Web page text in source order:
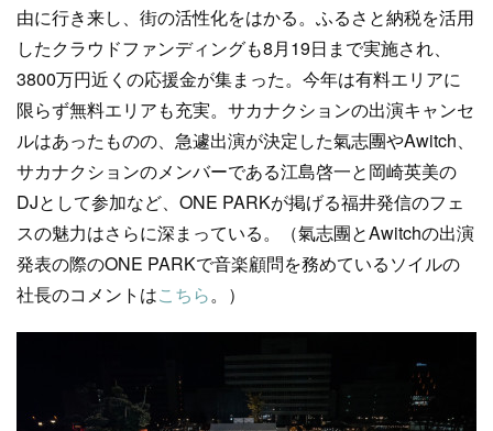
由に行き来し、街の活性化をはかる。ふるさと納税を活用
したクラウドファンディングも8月19日まで実施され、
3800万円近くの応援金が集まった。今年は有料エリアに
限らず無料エリアも充実。サカナクションの出演キャンセ
ルはあったものの、急遽出演が決定した氣志團やAwitch、
サカナクションのメンバーである江島啓一と岡崎英美の
DJとして参加など、ONE PARKが掲げる福井発信のフェ
スの魅力はさらに深まっている。（氣志團とAwitchの出演
発表の際のONE PARKで音楽顧問を務めているソイルの
社長のコメントはこちら。）